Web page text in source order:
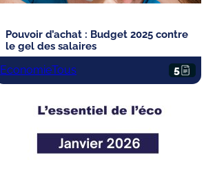
Pouvoir d’achat : Budget 2025 contre
le gel des salaires
EconomieTous 5